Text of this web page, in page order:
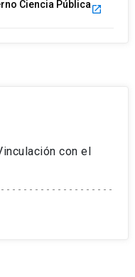
Ciencia Públicalaunch
con el